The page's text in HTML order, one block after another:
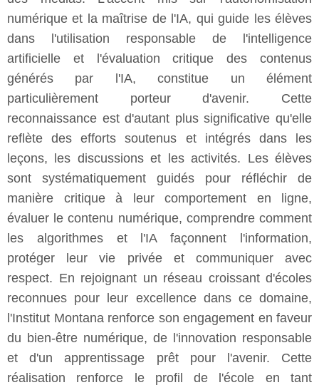
numérique et la maîtrise de l'IA, qui guide les élèves
dans l'utilisation responsable de l'intelligence
artificielle et l'évaluation critique des contenus
générés par l'IA, constitue un élément
particulièrement porteur d'avenir. Cette
reconnaissance est d'autant plus significative qu'elle
reflète des efforts soutenus et intégrés dans les
leçons, les discussions et les activités. Les élèves
sont systématiquement guidés pour réfléchir de
manière critique à leur comportement en ligne,
évaluer le contenu numérique, comprendre comment
les algorithmes et l'IA façonnent l'information,
protéger leur vie privée et communiquer avec
respect. En rejoignant un réseau croissant d'écoles
reconnues pour leur excellence dans ce domaine,
l'Institut Montana renforce son engagement en faveur
du bien-être numérique, de l'innovation responsable
et d'un apprentissage prêt pour l'avenir. Cette
réalisation renforce le profil de l'école en tant